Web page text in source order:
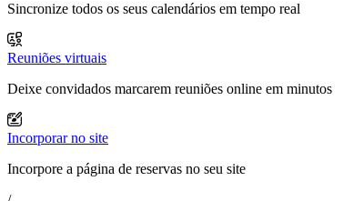
Sincronize todos os seus calendários em tempo real
Reuniões virtuais
Deixe convidados marcarem reuniões online em minutos
Incorporar no site
Incorpore a página de reservas no seu site